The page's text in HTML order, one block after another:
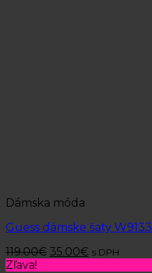
Dámska móda
Guess dámske šaty W9133
119.00€ 35.00€ s DPH
Zľava!